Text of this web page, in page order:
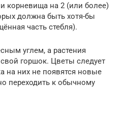
корневища на 2 (или более)
должна быть хотя-бы
часть стебля).
углем, а растения
горшок. Цветы следует
на них не появятся новые
переходить к обычному